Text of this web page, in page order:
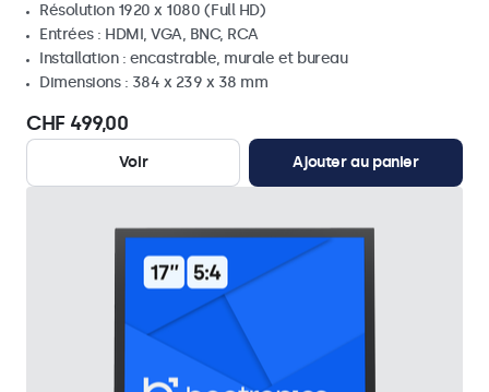
Résolution 1920 x 1080 (Full HD)
Entrées : HDMI, VGA, BNC, RCA
Installation : encastrable, murale et bureau
Dimensions : 384 x 239 x 38 mm
CHF 499,00
Voir Ajouter au panier